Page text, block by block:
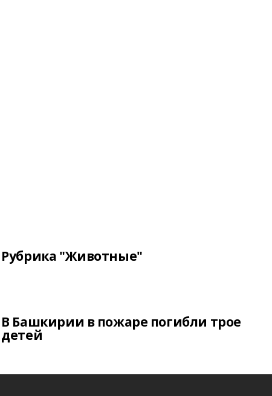
Рубрика "Животные"
В Башкирии в пожаре погибли трое
детей